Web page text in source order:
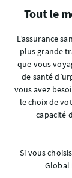
Tout le
L’assurance
plus grande
que vous
de santé
vous avez
le choix de
capacité
Si vous
Global